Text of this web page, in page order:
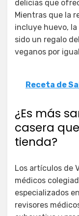
delicias que
Mientras que la
incluye huevo,
sido un regalo
veganos por
Receta de
¿Es más
casera
tienda?
Los artículos de
médicos
especializados
revisores